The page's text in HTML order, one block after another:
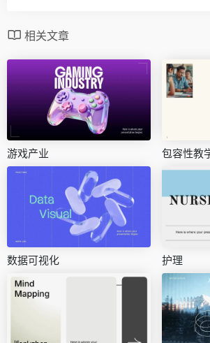
相关文章
游戏产业 包容性教
数据可视化 护理